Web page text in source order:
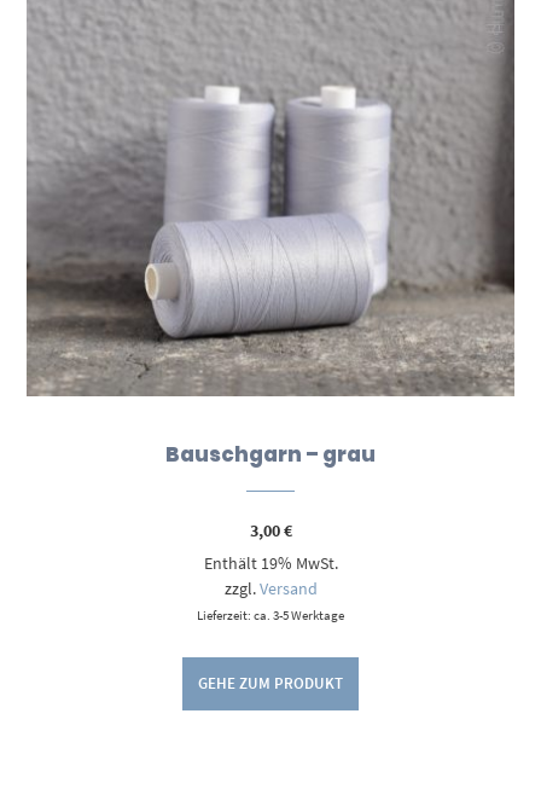
Bauschgarn – grau
3,00€
Enthält 19% MwSt.
zzgl.Versand
Lieferzeit: ca. 3-5 Werktage
GEHE ZUM PRODUKT